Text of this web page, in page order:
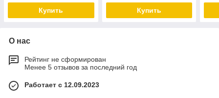
Купить Купить
О нас
Рейтинг не сформирован
Менее 5 отзывов за последний год
Работает с 12.09.2023